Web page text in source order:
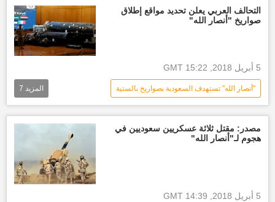
القضية الفلسطينية الإسرائيلية أخبار اليمن الأن
الحرب على اليمن
أخبار السعودية اليوم أنصار الله
الديوان الملكي السعودي
أخبار العالم الآن
مفاوضات اليمن أخبار اليمن الأن
الحرب على اليمن
التحالف العربي يعلن تحديد مواقع إطلاق
صواريخ "أنصار الله"
5 أبريل 2018, 15:22 GMT
"أنصار الله" تستهدف السعودية بصواريخ بالستية
العالم العربي الأخبار
أخبار السعودية اليوم
العقيد الركن طيار تركي المالكي
المزيد 7
مصدر: مقتل ثلاثة عسكريين سعوديين في
هجوم لـ"أنصار الله"
5 أبريل 2018, 14:39 GMT